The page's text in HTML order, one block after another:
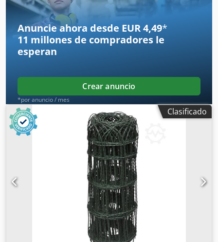
Anuncie ahora desde EUR 4,49*
11 millones de compradores le
esperan
Crear anuncio
*por anuncio / mes
Clasificado